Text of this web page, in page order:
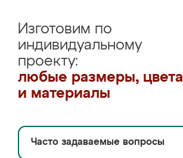
Изготовим по
индивидуальному
проекту:
любые размеры, цвета
и материалы
Часто задаваемые вопросы